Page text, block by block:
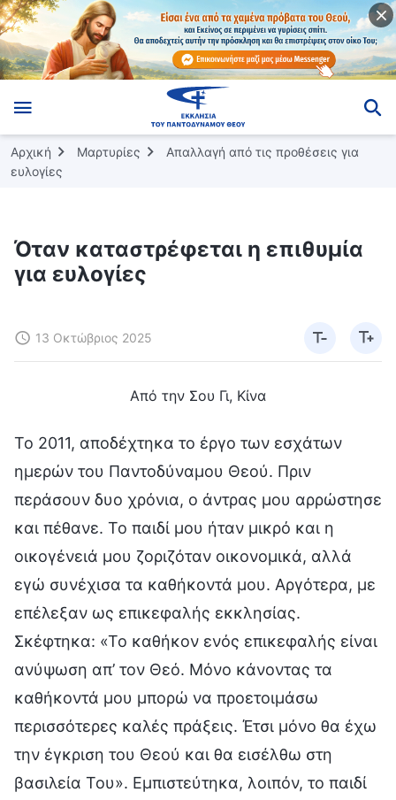
Αρχική Μαρτυρίες
Απαλλαγή από τις προθέσεις για
ευλογίες
Όταν καταστρέφεται η επιθυμία
για ευλογίες
13 Οκτώβριος 2025
Από την Σου Γι, Κίνα
To 2011, αποδέχτηκα το έργο των εσχάτων
ημερών του Παντοδύναμου Θεού. Πριν
περάσουν δυο χρόνια, ο άντρας μου αρρώστησε
και πέθανε. Το παιδί μου ήταν μικρό και η
οικογένειά μου ζοριζόταν οικονομικά, αλλά
εγώ συνέχισα τα καθήκοντά μου. Αργότερα, με
επέλεξαν ως επικεφαλής εκκλησίας.
Σκέφτηκα: «Το καθήκον ενός επικεφαλής είναι
ανύψωση απ’ τον Θεό. Μόνο κάνοντας τα
καθήκοντά μου μπορώ να προετοιμάσω
περισσότερες καλές πράξεις. Έτσι μόνο θα έχω
την έγκριση του Θεού και θα εισέλθω στη
βασιλεία Του». Εμπιστεύτηκα, λοιπόν, το παιδί